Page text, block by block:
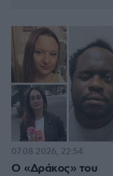
Ο «Δράκος» του
07.08.2026, 22:54